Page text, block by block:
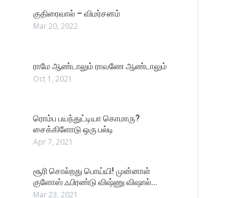
குதிரைவால் – விமர்சனம்
Mar 20, 2022
ராமே ஆண்டாலும் ராவணே ஆண்டாலும்
Oct 1, 2021
ரொம்ப பயந்துட்டியா கொமாரு?
சைக்கிளோடு ஒரு பல்டி
Apr 7, 2021
சூரி சொல்றது பொய்யி! முன்னாள்
குளோஸ் ஃபிரண்டு விஷ்ணு விஷால்…
Mar 23, 2021